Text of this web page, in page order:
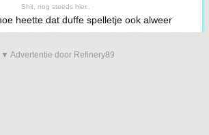
Shit, nog steeds hier..
heette dat duffe spelletje ook alweer
▼ Advertentie door Refinery89